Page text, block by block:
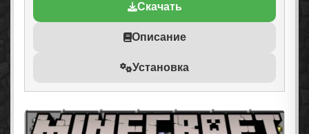
Скачать
Описание
Установка